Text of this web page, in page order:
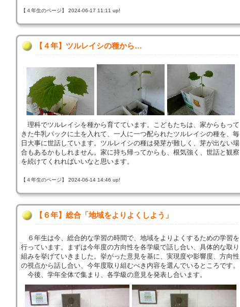
【４年生のページ】 2024-06-17 11:11 up!
【４年】ツルレイシの種から…
理科でツルレイシを種から育てています。こどもたちは、家からもって
きた牛乳パックに土を入れて、一人に一つ配られたツルレイシの種を、毎
日大事に世話しています。ツルレイシの種は発芽が難しく、芽が出ない場
合もあるかもしれません。家に持ち帰ってからも、根気強く、世話と観察
を続けてくれればいいなと思います。
【４年生のページ】 2024-06-14 14:46 up!
【６年】総合「地域をよりよくしよう」
６年生は今、総合的な学習の時間で、地域をよりよくするための学習を
行っています。まずは今年度の方向性を各学級で話し合い、具体的な取り
組みを挙げていきました。挙がった意見を基に、実現度や影響度、方向性
の視点から話し合い、今年度取り組むべき内容を選んでいるところです。
今後、学年全体で集まり、各学級の意見を発表し合います。